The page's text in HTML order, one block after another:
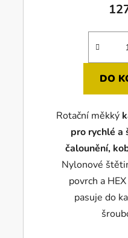
DO
Rotační měkký
pro rychlé a
čalounění,
Nylonové
povrch a
pasuje do